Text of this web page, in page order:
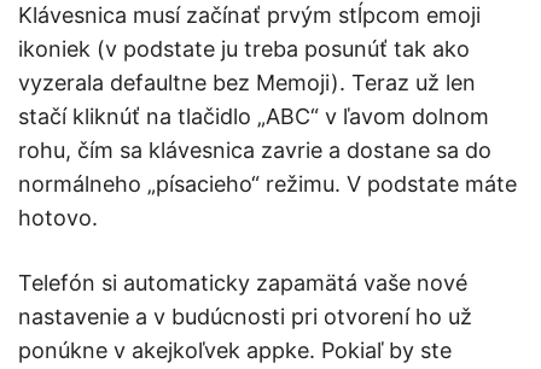
Klávesnica musí začínať prvým stĺpcom emoji
ikoniek (v podstate ju treba posunúť tak ako
vyzerala defaultne bez Memoji). Teraz už len
stačí kliknúť na tlačidlo „ABC“ v ľavom dolnom
rohu, čím sa klávesnica zavrie a dostane sa do
normálneho „písacieho“ režimu. V podstate máte
hotovo.
Telefón si automaticky zapamätá vaše nové
nastavenie a v budúcnosti pri otvorení ho už
ponúkne v akejkoľvek appke. Pokiaľ by ste